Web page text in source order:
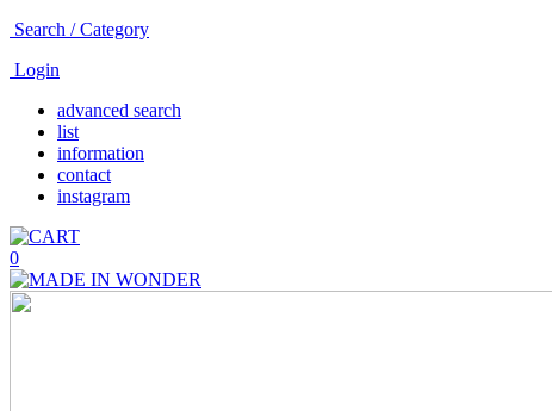
Search / Category
Login
advanced search
list
information
contact
instagram
0